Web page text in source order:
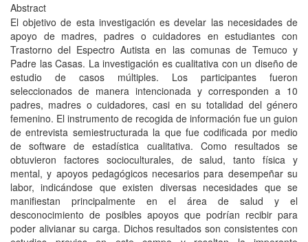
Abstract
El objetivo de esta investigación es develar las necesidades de
apoyo de madres, padres o cuidadores en estudiantes con
Trastorno del Espectro Autista en las comunas de Temuco y
Padre las Casas. La investigación es cualitativa con un diseño de
estudio de casos múltiples. Los participantes fueron
seleccionados de manera intencionada y corresponden a 10
padres, madres o cuidadores, casi en su totalidad del género
femenino. El instrumento de recogida de información fue un guion
de entrevista semiestructurada la que fue codificada por medio
de software de estadística cualitativa. Como resultados se
obtuvieron factores socioculturales, de salud, tanto física y
mental, y apoyos pedagógicos necesarios para desempeñar su
labor, indicándose que existen diversas necesidades que se
manifiestan principalmente en el área de salud y el
desconocimiento de posibles apoyos que podrían recibir para
poder alivianar su carga. Dichos resultados son consistentes con